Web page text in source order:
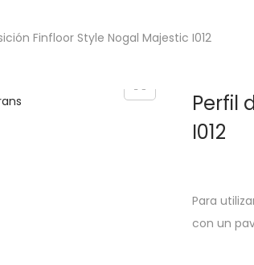
Finfloor Style Nogal Majestic I012
Perfil
I012
Para
con un